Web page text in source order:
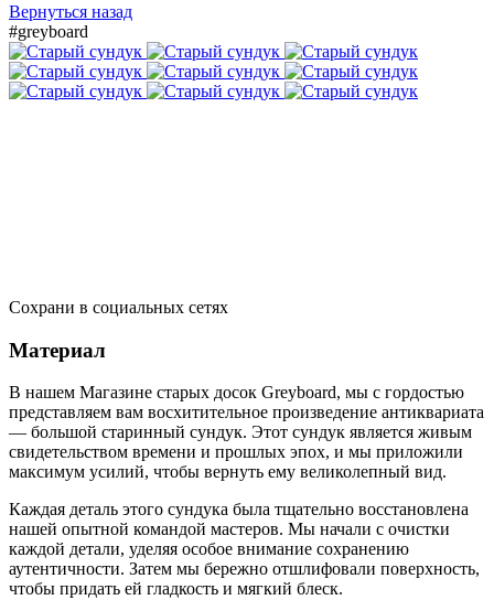
Вернуться назад
#greyboard
Сохрани в социальных сетях
Материал
В нашем Магазине старых досок Greyboard, мы с гордостью
представляем вам восхитительное произведение антиквариата
— большой старинный сундук. Этот сундук является живым
свидетельством времени и прошлых эпох, и мы приложили
максимум усилий, чтобы вернуть ему великолепный вид.
Каждая деталь этого сундука была тщательно восстановлена
нашей опытной командой мастеров. Мы начали с очистки
каждой детали, уделяя особое внимание сохранению
аутентичности. Затем мы бережно отшлифовали поверхность,
чтобы придать ей гладкость и мягкий блеск.